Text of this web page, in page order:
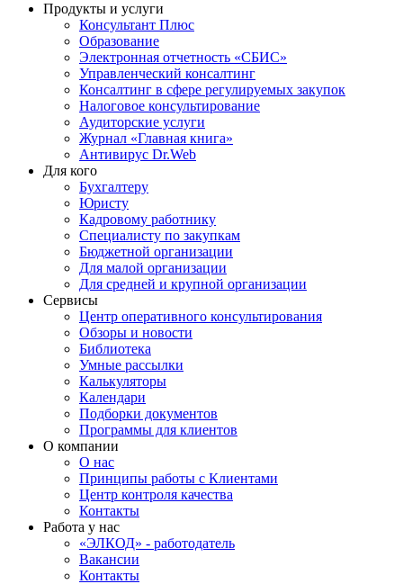
Продукты и услуги
Консультант Плюс
Образование
Электронная отчетность «СБИС»
Управленческий консалтинг
Консалтинг в сфере регулируемых закупок
Налоговое консультирование
Аудиторские услуги
Журнал «Главная книга»
Антивирус Dr.Web
Для кого
Бухгалтеру
Юристу
Кадровому работнику
Специалисту по закупкам
Бюджетной организации
Для малой организации
Для средней и крупной организации
Сервисы
Центр оперативного консультирования
Обзоры и новости
Библиотека
Умные рассылки
Калькуляторы
Календари
Подборки документов
Программы для клиентов
О компании
О нас
Принципы работы с Клиентами
Центр контроля качества
Контакты
Работа у нас
«ЭЛКОД» - работодатель
Вакансии
Контакты